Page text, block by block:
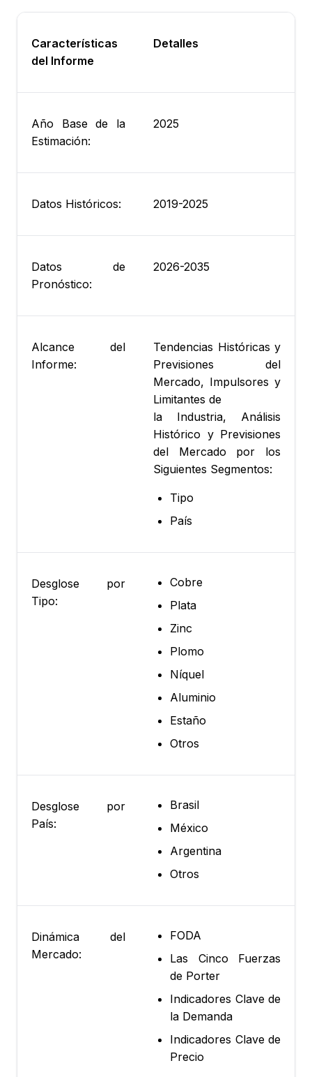
Características
del Informe
Detalles
Año Base de la
Estimación:
2025
Datos Históricos: 2019-2025
Datos de
Pronóstico:
2026-2035
Alcance del
Informe:
Tendencias Históricas y
Previsiones del
Mercado, Impulsores y
Limitantes de
la Industria, Análisis
Histórico y Previsiones
del Mercado por los
Siguientes Segmentos:
Tipo
País
Desglose por
Tipo:
Cobre
Plata
Zinc
Plomo
Níquel
Aluminio
Estaño
Otros
Desglose por
País:
Brasil
México
Argentina
Otros
Dinámica del
Mercado:
FODA
Las Cinco Fuerzas
de Porter
Indicadores Clave de
la Demanda
Indicadores Clave de
Precio